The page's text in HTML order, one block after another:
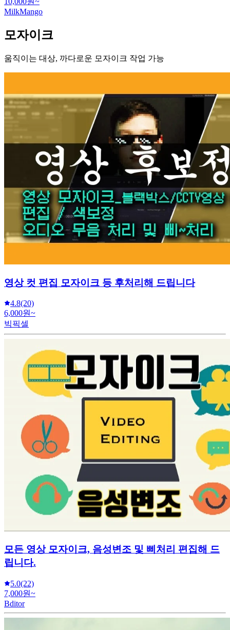
MilkMango
모자이크
움직이는 대상, 까다로운 모자이크 작업 가능
영상 컷 편집 모자이크 등 후처리해 드립니다
4.8(20)
6,000원~
빅픽셀
모든 영상 모자이크, 음성변조 및 삐처리 편집해 드
립니다.
5.0(22)
7,000원~
Bditor